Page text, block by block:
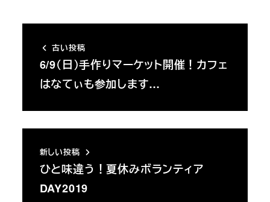
古い投稿
6/9（日）手作りマーケット開催！カフェ
はなてぃも参加します…
新しい投稿
ひと味違う！夏休みボランティア
DAY2019